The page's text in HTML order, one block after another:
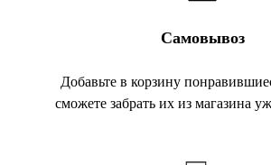
Самовывоз
Добавьте в корзину
сможете забрать их из магазина